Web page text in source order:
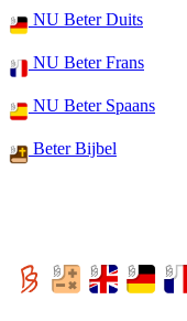
NU Beter Duits
NU Beter Frans
NU Beter Spaans
Beter Bijbel